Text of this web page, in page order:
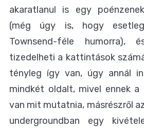
akaratlanul is egy
(még úgy is, hogy
Townsend-féle humorra),
tizedelheti a kattintások
tényleg így van, úgy annál
mindkét oldalt, mivel ennek a
van mit mutatnia, másrészről
undergroundban egy